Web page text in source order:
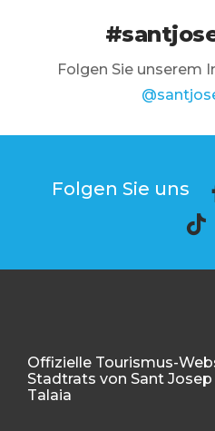
Folgen Sie unserem
Folgen Sie uns
Offizielle Tourismus-
Stadtrats von Sant Josep
Talaia